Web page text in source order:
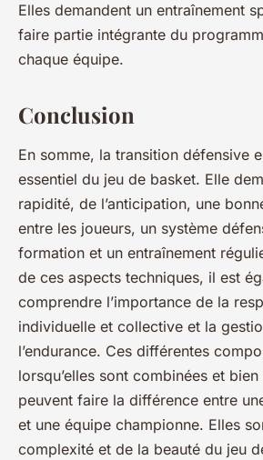
Elles demandent un entraînement
faire partie intégrante du
chaque équipe.
Conclusion
En somme, la transition défensive
essentiel du jeu de basket. Elle
rapidité, de l’anticipation, une
entre les joueurs, un système
formation et un entraînement
de ces aspects techniques, il est
comprendre l’importance de la
individuelle et collective et la
l’endurance. Ces différentes
lorsqu’elles sont combinées et
peuvent faire la différence entre
et une équipe championne. Elles
complexité et de la beauté du jeu